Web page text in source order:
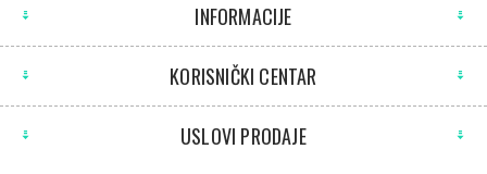
INFORMACIJE
KORISNIČKI CENTAR
USLOVI PRODAJE